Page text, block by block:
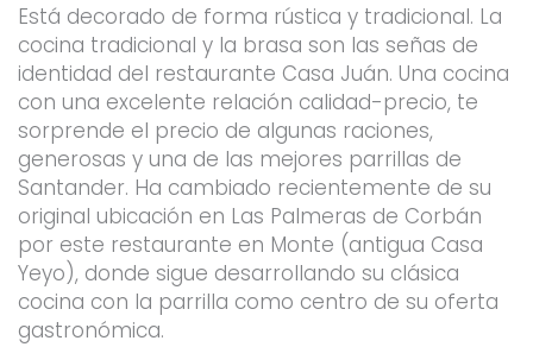
Está decorado de forma rústica y tradicional. La
cocina tradicional y la brasa son las señas de
identidad del restaurante Casa Juán. Una cocina
con una excelente relación calidad-precio, te
sorprende el precio de algunas raciones,
generosas y una de las mejores parrillas de
Santander. Ha cambiado recientemente de su
original ubicación en Las Palmeras de Corbán
por este restaurante en Monte (antigua Casa
Yeyo), donde sigue desarrollando su clásica
cocina con la parrilla como centro de su oferta
gastronómica.